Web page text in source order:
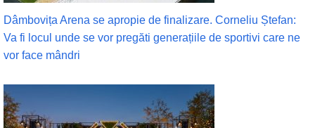
Dâmbovița Arena se apropie de finalizare. Corneliu Ștefan:
Va fi locul unde se vor pregăti generațiile de sportivi care ne
vor face mândri